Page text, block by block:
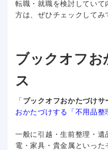
転職・就職を検討していて
方は、ぜひチェックしてみ
ブックオフお
ス
「 ブックオフおかたづけサ
おかたづけする「不用品
一般に引越・生前整理・
電・家具・貴金属といっ